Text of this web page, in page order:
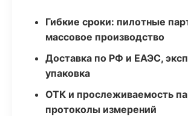
Гибкие сроки: пилотные
массовое производство
Доставка по РФ и ЕАЭС,
упаковка
ОТК и прослеживаемость
протоколы измерений